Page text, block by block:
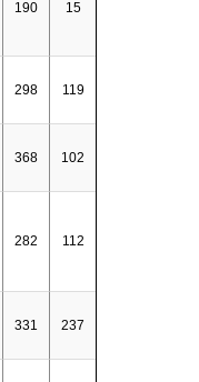
190 15
298 119
368 102
282 112
331 237